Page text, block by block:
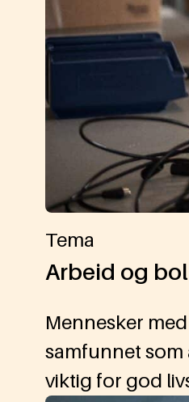
Tema
Arbeid og
Mennesker
samfunnet som
viktig for god